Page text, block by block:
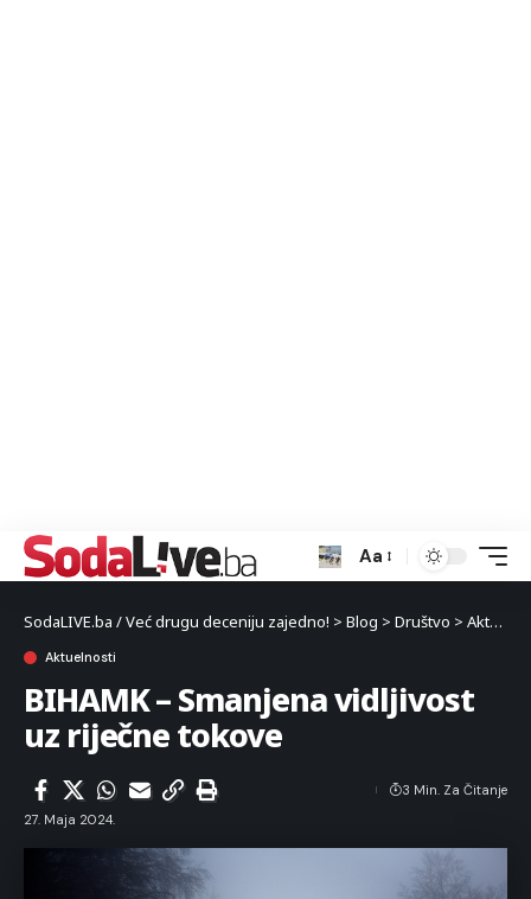
Aa
SodaLIVE.ba / Već drugu deceniju zajedno! > Blog > Društvo > Aktuelnosti
Aktuelnosti
BIHAMK – Smanjena vidljivost
uz riječne tokove
27. Maja 2024.
3 Min. Za Čitanje